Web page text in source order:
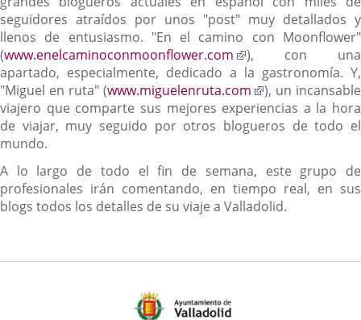
una
aplicación
externa.
seguidores atraídos por unos "post" muy detallados y
llenos de entusiasmo. "En el camino con Moonflower"
(www.enelcaminoconmoonflower.com
Enlace
a
una
aplicación
externa.
), con una
apartado, especialmente, dedicado a la gastronomía. Y,
"Miguel en ruta" (www.miguelenruta.com
Enlace
a
una
), un incansable
viajero que comparte sus mejores experiencias a la hora
de viajar, muy seguido por otros blogueros de todo el
mundo.
A lo largo de todo el fin de semana, este grupo de
profesionales irán comentando, en tiempo real, en sus
blogs todos los detalles de su viaje a Valladolid.